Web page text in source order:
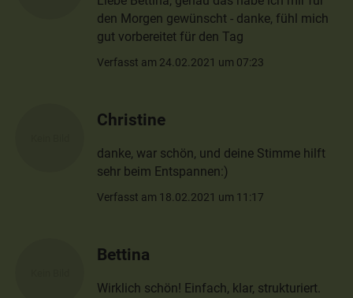
den Morgen gewünscht - danke, fühl mich
gut vorbereitet für den Tag
Verfasst am 24.02.2021 um 07:23
Christine
danke, war schön, und deine Stimme hilft
sehr beim Entspannen:)
Verfasst am 18.02.2021 um 11:17
Bettina
Wirklich schön! Einfach, klar, strukturiert.